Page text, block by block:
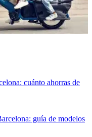
cuánto ahorras de
guía de modelos